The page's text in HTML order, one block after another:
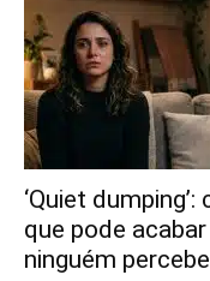
‘Quiet
que pode
ninguém